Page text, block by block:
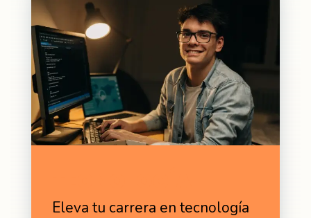
Eleva tu carrera en tecnología